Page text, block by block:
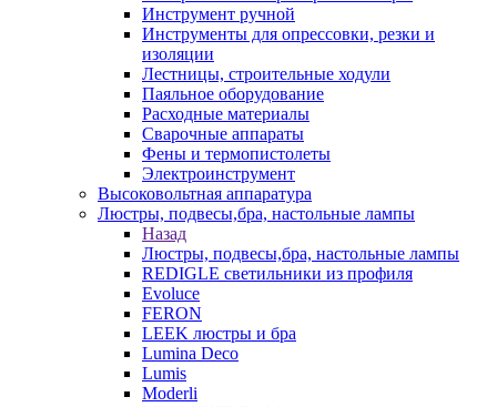
Инструмент ручной
Инструменты для опрессовки, резки и
изоляции
Лестницы, строительные ходули
Паяльное оборудование
Расходные материалы
Сварочные аппараты
Фены и термопистолеты
Электроинструмент
Высоковольтная аппаратура
Люстры, подвесы,бра, настольные лампы
Назад
Люстры, подвесы,бра, настольные лампы
REDIGLE светильники из профиля
Evoluce
FERON
LEEK люстры и бра
Lumina Deco
Lumis
Moderli